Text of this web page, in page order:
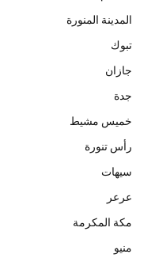
المدينة المنورة
تبوك
جازان
جدة
خميس مشيط
رأس تنورة
سيهات
عرعر
مكة المكرمة
منيو